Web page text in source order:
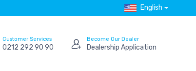
English
Customer Services
0212 292 90 90
Become Our Dealer
Dealership Application